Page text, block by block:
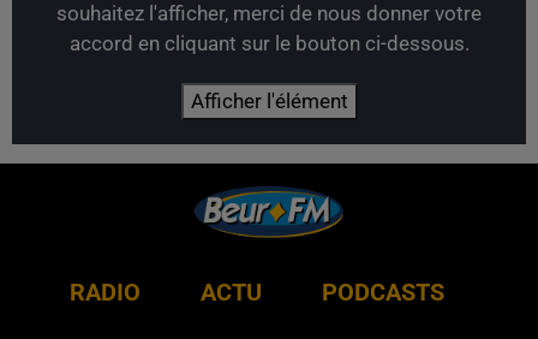
souhaitez l'afficher, merci de nous donner votre
accord en cliquant sur le bouton ci-dessous.
Afficher l'élément
RADIO ACTU PODCASTS